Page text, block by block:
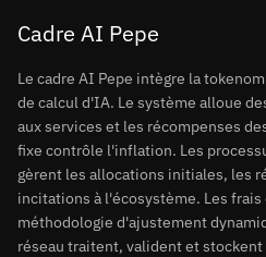
Cadre AI Pepe
Le cadre AI Pepe intègre la
de calcul d'IA. Le système alloue
aux services et les récompenses
fixe contrôle l'inflation. Les
gèrent les allocations initiales, les
incitations à l'écosystème. Les
méthodologie d'ajustement
réseau traitent, valident et